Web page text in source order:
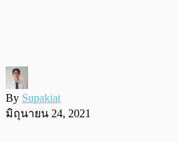
By Supakiat
มิถุนายน 24, 2021